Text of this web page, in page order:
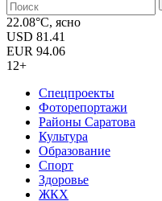
22.08°C, ясно
USD 81.41
EUR 94.06
12+
Спецпроекты
Фоторепортажи
Районы Саратова
Культура
Образование
Спорт
Здоровье
ЖКХ